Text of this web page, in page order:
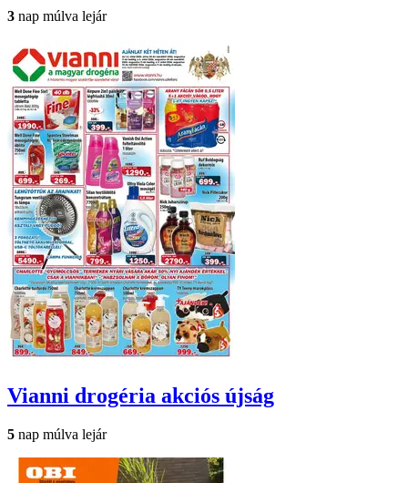
3 nap múlva lejár
Vianni drogéria akciós újság
5 nap múlva lejár